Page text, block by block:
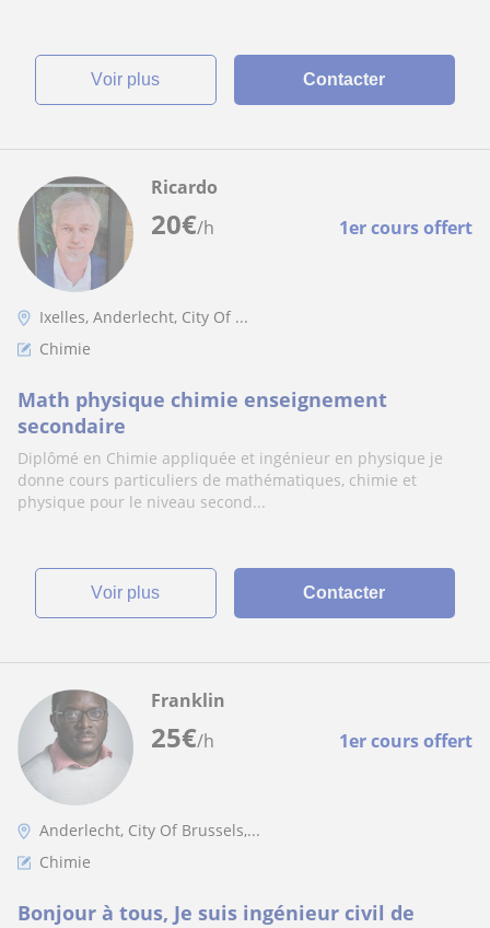
voir plus Contacter
20€/h 1er cours offert
Ricardo
Ixelles, Anderlecht, City Of ...
Chimie
Math physique chimie enseignement
secondaire
Diplômé en Chimie appliquée et ingénieur en physique je
donne cours particuliers de mathématiques, chimie et
physique pour le niveau second...
voir plus Contacter
25€/h 1er cours offert
Franklin
Anderlecht, City Of Brussels,...
Chimie
Bonjour à tous, Je suis ingénieur civil de